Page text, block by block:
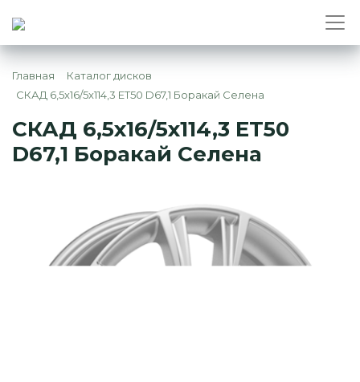
Главная
Каталог дисков
СКАД 6,5x16/5x114,3 ET50 D67,1 Боракай Селена
СКАД 6,5x16/5x114,3 ET50
D67,1 Боракай Селена